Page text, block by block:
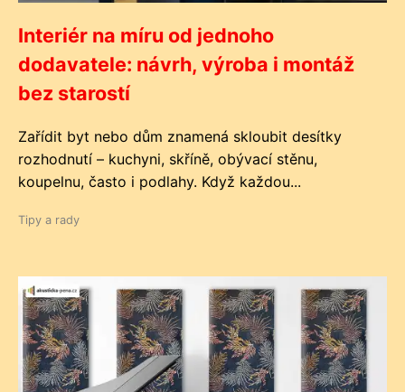
Interiér na míru od jednoho
dodavatele: návrh, výroba i montáž
bez starostí
Zařídit byt nebo dům znamená skloubit desítky
rozhodnutí – kuchyni, skříně, obývací stěnu,
koupelnu, často i podlahy. Když každou...
Tipy a rady